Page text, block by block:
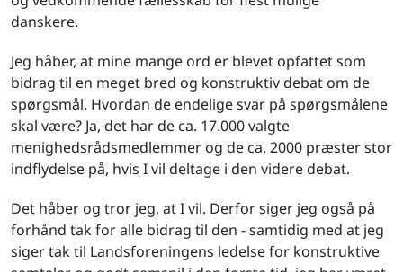
danskere.
Jeg håber, at mine mange ord er blevet opfattet som
bidrag til en meget bred og konstruktiv debat om de
spørgsmål. Hvordan de endelige svar på spørgsmålene
skal være? Ja, det har de ca. 17.000 valgte
menighedsrådsmedlemmer og de ca. 2000 præster stor
indflydelse på, hvis I vil deltage i den videre debat.
Det håber og tror jeg, at I vil. Derfor siger jeg også på
forhånd tak for alle bidrag til den - samtidig med at jeg
siger tak til Landsforeningens ledelse for konstruktive